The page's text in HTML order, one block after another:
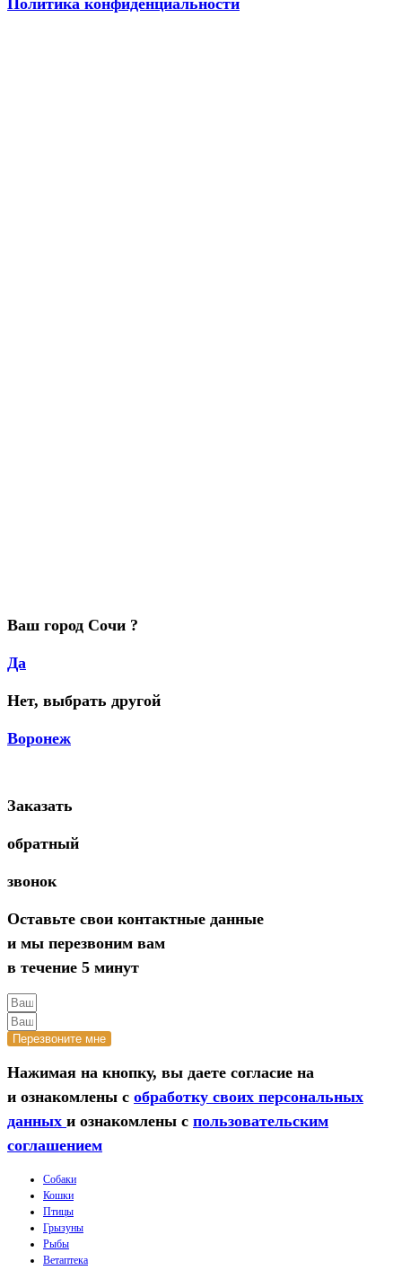
Ваш город Сочи ?
Да
Нет, выбрать другой
Воронеж
Заказать
обратный
звонок
Оставьте свои контактные данные
и мы перезвоним вам
в течение 5 минут
Перезвоните мне
Нажимая на кнопку, вы даете согласие на
и ознакомлены с обработку своих персональных
данных и ознакомлены с пользовательским
соглашением
Собаки
Кошки
Птицы
Грызуны
Рыбы
Ветаптека